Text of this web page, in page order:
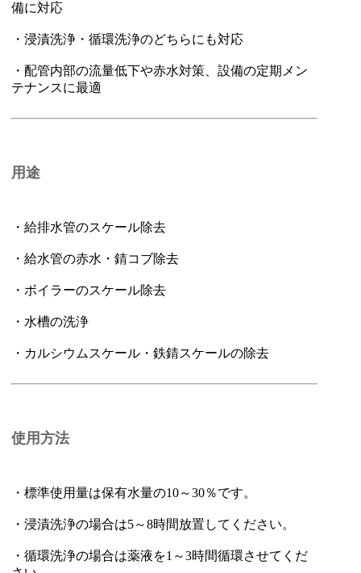
備に対応
・浸漬洗浄・循環洗浄のどちらにも対応
・配管内部の流量低下や赤水対策、設備の定期メン
テナンスに最適
用途
・給排水管のスケール除去
・給水管の赤水・錆コブ除去
・ボイラーのスケール除去
・水槽の洗浄
・カルシウムスケール・鉄錆スケールの除去
使用方法
・標準使用量は保有水量の10～30％です。
・浸漬洗浄の場合は5～8時間放置してください。
・循環洗浄の場合は薬液を1～3時間循環させてくだ